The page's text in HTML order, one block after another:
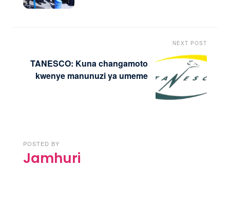
NEXT POST
TANESCO: Kuna changamoto
kwenye manunuzi ya umeme
POSTED BY
Jamhuri